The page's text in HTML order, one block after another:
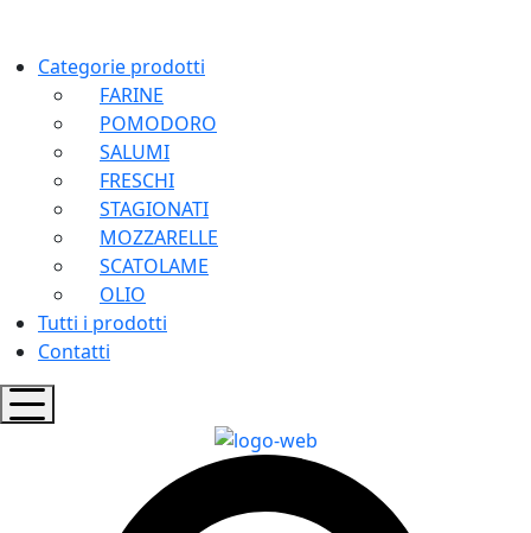
Categorie prodotti
FARINE
POMODORO
SALUMI
FRESCHI
STAGIONATI
MOZZARELLE
SCATOLAME
OLIO
Tutti i prodotti
Contatti
Hamburger
Toggle